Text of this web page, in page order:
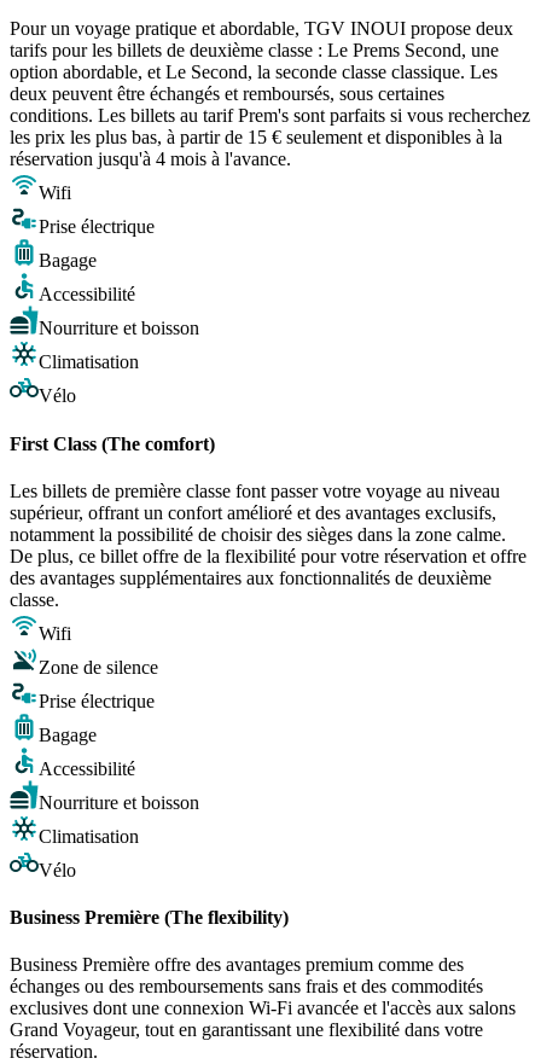
Pour un voyage pratique et abordable, TGV INOUI propose deux
tarifs pour les billets de deuxième classe : Le Prems Second, une
option abordable, et Le Second, la seconde classe classique. Les
deux peuvent être échangés et remboursés, sous certaines
conditions. Les billets au tarif Prem's sont parfaits si vous recherchez
les prix les plus bas, à partir de 15 € seulement et disponibles à la
réservation jusqu'à 4 mois à l'avance.
Wifi
Prise électrique
Bagage
Accessibilité
Nourriture et boisson
Climatisation
Vélo
First Class (The comfort)
Les billets de première classe font passer votre voyage au niveau
supérieur, offrant un confort amélioré et des avantages exclusifs,
notamment la possibilité de choisir des sièges dans la zone calme.
De plus, ce billet offre de la flexibilité pour votre réservation et offre
des avantages supplémentaires aux fonctionnalités de deuxième
classe.
Wifi
Zone de silence
Prise électrique
Bagage
Accessibilité
Nourriture et boisson
Climatisation
Vélo
Business Première (The flexibility)
Business Première offre des avantages premium comme des
échanges ou des remboursements sans frais et des commodités
exclusives dont une connexion Wi-Fi avancée et l'accès aux salons
Grand Voyageur, tout en garantissant une flexibilité dans votre
réservation.